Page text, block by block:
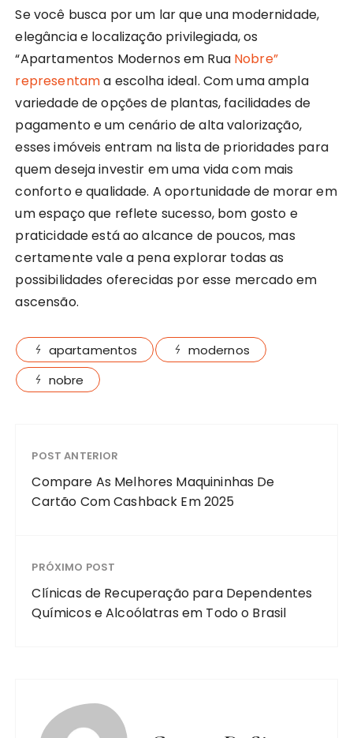
Se você busca por um lar que una modernidade,
elegância e localização privilegiada, os
“Apartamentos Modernos em Rua Nobre”
representama escolha ideal. Com uma ampla
variedade de opções de plantas, facilidades de
pagamento e um cenário de alta valorização,
esses imóveis entram na lista de prioridades para
quem deseja investir em uma vida com mais
conforto e qualidade. A oportunidade de morar em
um espaço que reflete sucesso, bom gosto e
praticidade está ao alcance de poucos, mas
certamente vale a pena explorar todas as
possibilidades oferecidas por esse mercado em
ascensão.
apartamentos
modernos
nobre
POST ANTERIOR
Compare As Melhores Maquininhas De
Cartão Com Cashback Em 2025
PRÓXIMO POST
Clínicas de Recuperação para Dependentes
Químicos e Alcoólatras em Todo o Brasil